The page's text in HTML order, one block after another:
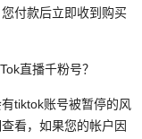
付款后立即收到购买
直播千粉号？
tiktok账号被暂停的风
看，如果您的帐户因